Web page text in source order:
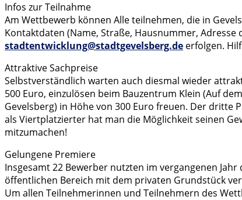
Infos zur Teilnahme
Am Wettbewerb können Alle teilnehmen, die in
Kontaktdaten (Name, Straße, Hausnummer, Adresse
stadtentwicklung@stadtgevelsberg.de erfolgen.
Attraktive Sachpreise
Selbstverständlich warten auch diesmal wieder
500 Euro, einzulösen beim Bauzentrum Klein (Auf
Gevelsberg) in Höhe von 300 Euro freuen. Der dritte
als Viertplatzierter hat man die Möglichkeit seinen
mitzumachen!
Gelungene Premiere
Insgesamt 22 Bewerber nutzten im vergangenen
öffentlichen Bereich mit dem privaten Grundstück
Um allen Teilnehmerinnen und Teilnehmern des